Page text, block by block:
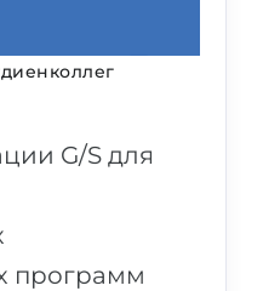
G/S для
программ